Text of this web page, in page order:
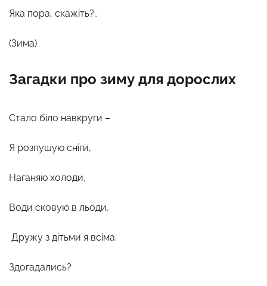
Яка пора, скажіть?..
(Зима)
Загадки про зиму для дорослих
Стало біло навкруги –
Я розпушую сніги,
Наганяю холоди,
Води сковую в льоди,
Дружу з дітьми я всіма.
Здогадались?